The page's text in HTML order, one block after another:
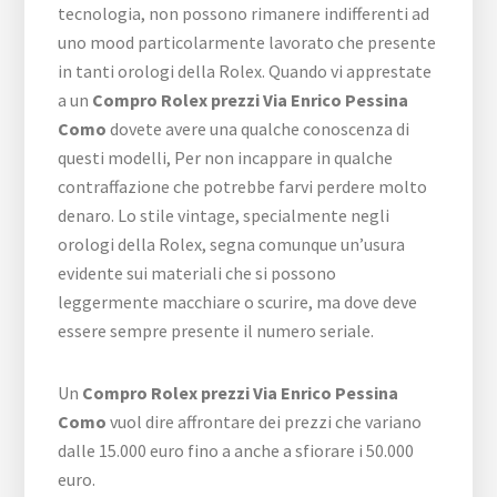
tecnologia, non possono rimanere indifferenti ad
uno mood particolarmente lavorato che presente
in tanti orologi della Rolex. Quando vi apprestate
a un Compro Rolex prezzi Via Enrico Pessina
Como dovete avere una qualche conoscenza di
questi modelli, Per non incappare in qualche
contraffazione che potrebbe farvi perdere molto
denaro. Lo stile vintage, specialmente negli
orologi della Rolex, segna comunque un’usura
evidente sui materiali che si possono
leggermente macchiare o scurire, ma dove deve
essere sempre presente il numero seriale.
Un Compro Rolex prezzi Via Enrico Pessina
Como vuol dire affrontare dei prezzi che variano
dalle 15.000 euro fino a anche a sfiorare i 50.000
euro.